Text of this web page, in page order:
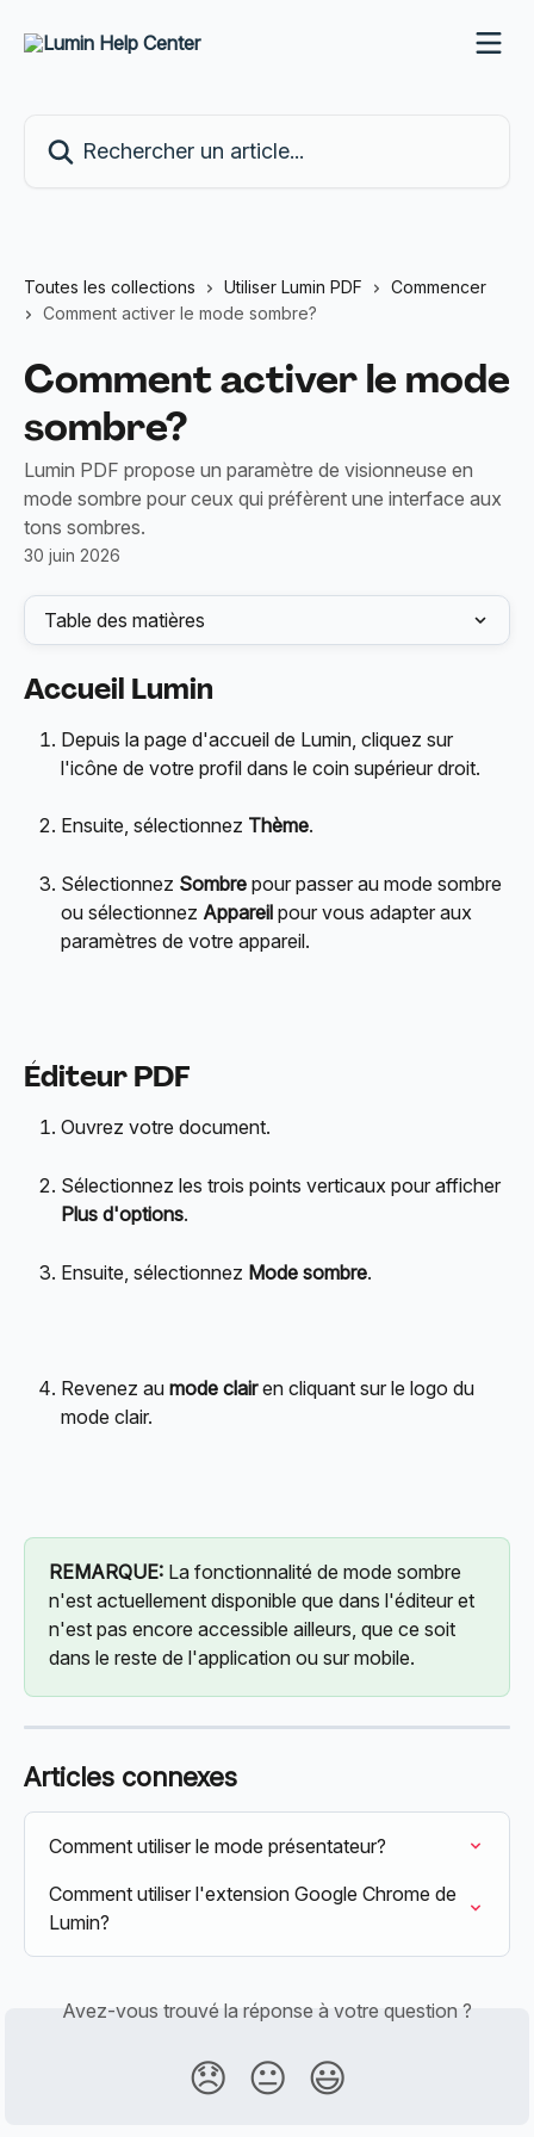
Toutes les collections Utiliser Lumin PDF
Commencer
Comment activer le mode sombre?
Comment activer le mode
sombre?
Lumin PDF propose un paramètre de visionneuse en
mode sombre pour ceux qui préfèrent une interface aux
tons sombres.
30 juin 2026
Table des matières
Accueil Lumin
Depuis la page d'accueil de Lumin, cliquez sur
l'icône de votre profil dans le coin supérieur droit.
Ensuite, sélectionnez Thème.
Sélectionnez Sombre pour passer au mode sombre
ou sélectionnez Appareil pour vous adapter aux
paramètres de votre appareil.
Éditeur PDF
Ouvrez votre document.
Sélectionnez les trois points verticaux pour afficher
Plus d'options.
Ensuite, sélectionnez Mode sombre.
Revenez au mode clair en cliquant sur le logo du
mode clair.
REMARQUE: La fonctionnalité de mode sombre
n'est actuellement disponible que dans l'éditeur et
n'est pas encore accessible ailleurs, que ce soit
dans le reste de l'application ou sur mobile.
Articles connexes
Comment utiliser le mode présentateur?
Comment utiliser l'extension Google Chrome de
Lumin?
Avez-vous trouvé la réponse à votre question ?
😞 😐 😃